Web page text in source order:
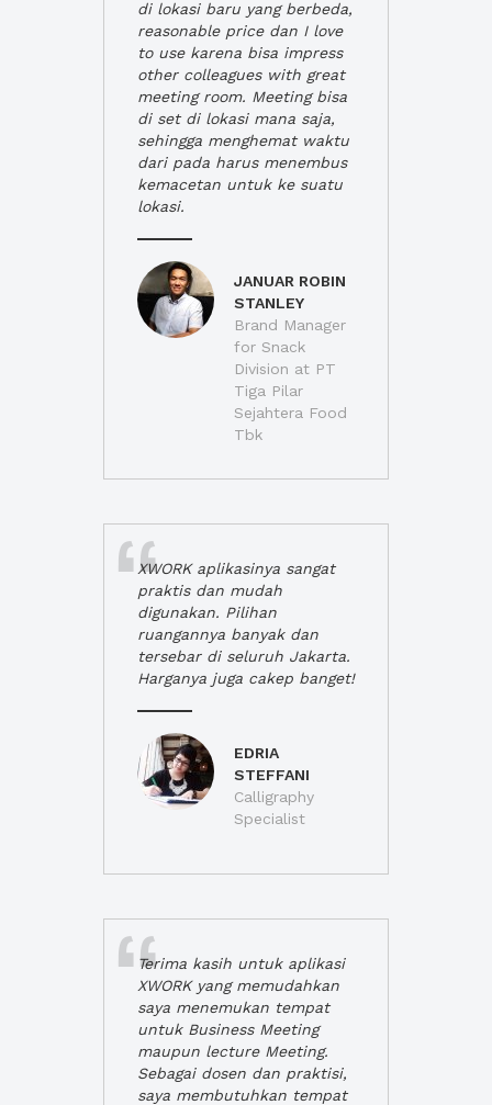
di lokasi baru yang berbeda,
reasonable price dan I love
to use karena bisa impress
other colleagues with great
meeting room. Meeting bisa
di set di lokasi mana saja,
sehingga menghemat waktu
dari pada harus menembus
kemacetan untuk ke suatu
lokasi.
JANUAR ROBIN
STANLEY
Brand Manager
for Snack
Division at PT
Tiga Pilar
Sejahtera Food
Tbk
XWORK aplikasinya sangat
praktis dan mudah
digunakan. Pilihan
ruangannya banyak dan
tersebar di seluruh Jakarta.
Harganya juga cakep banget!
EDRIA
STEFFANI
Calligraphy
Specialist
Terima kasih untuk aplikasi
XWORK yang memudahkan
saya menemukan tempat
untuk Business Meeting
maupun lecture Meeting.
Sebagai dosen dan praktisi,
saya membutuhkan tempat